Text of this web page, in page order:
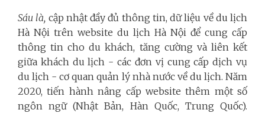
Sáu là, cập nhật đầy đủ thông tin, dữ liệu về du lịch
Hà Nội trên website du lịch Hà Nội để cung cấp
thông tin cho du khách, tăng cường và liên kết
giữa khách du lịch - các đơn vị cung cấp dịch vụ
du lịch - cơ quan quản lý nhà nước về du lịch. Năm
2020, tiến hành nâng cấp website thêm một số
ngôn ngữ (Nhật Bản, Hàn Quốc, Trung Quốc).